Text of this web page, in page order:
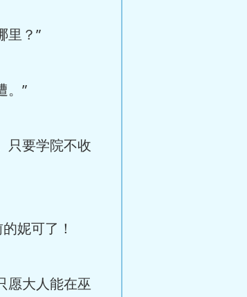
里？”
。”
只要学院不收
妮可了！
愿大人能在巫